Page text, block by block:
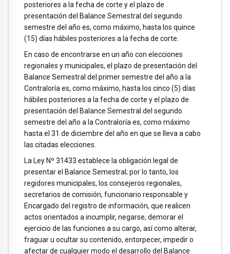
posteriores a la fecha de corte y el plazo de
presentación del Balance Semestral del segundo
semestre del año es, como máximo, hasta los quince
(15) días hábiles posteriores a la fecha de corte.
En caso de encontrarse en un año con elecciones
regionales y municipales, el plazo de presentación del
Balance Semestral del primer semestre del año a la
Contraloría es, como máximo, hasta los cinco (5) días
hábiles posteriores a la fecha de corte y el plazo de
presentación del Balance Semestral del segundo
semestre del año a la Contraloría es, como máximo
hasta el 31 de diciembre del año en que se lleva a cabo
las citadas elecciones.
La Ley Nº 31433 establece la obligación legal de
presentar el Balance Semestral; por lo tanto, los
regidores municipales, los consejeros regionales,
secretarios de comisión, funcionario responsable y
Encargado del registro de información, que realicen
actos orientados a incumplir, negarse, demorar el
ejercicio de las funciones a su cargo, así como alterar,
fraguar u ocultar su contenido, entorpecer, impedir o
afectar de cualquier modo el desarrollo del Balance